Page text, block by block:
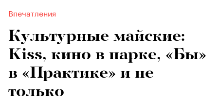
Впечатления
Культурные майские:
Kiss, кино в парке, «Бы»
в «Практике» и не
только